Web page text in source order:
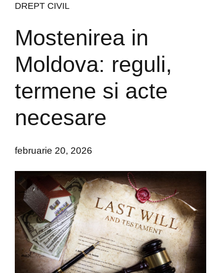
DREPT CIVIL
Mostenirea in
Moldova: reguli,
termene si acte
necesare
februarie 20, 2026